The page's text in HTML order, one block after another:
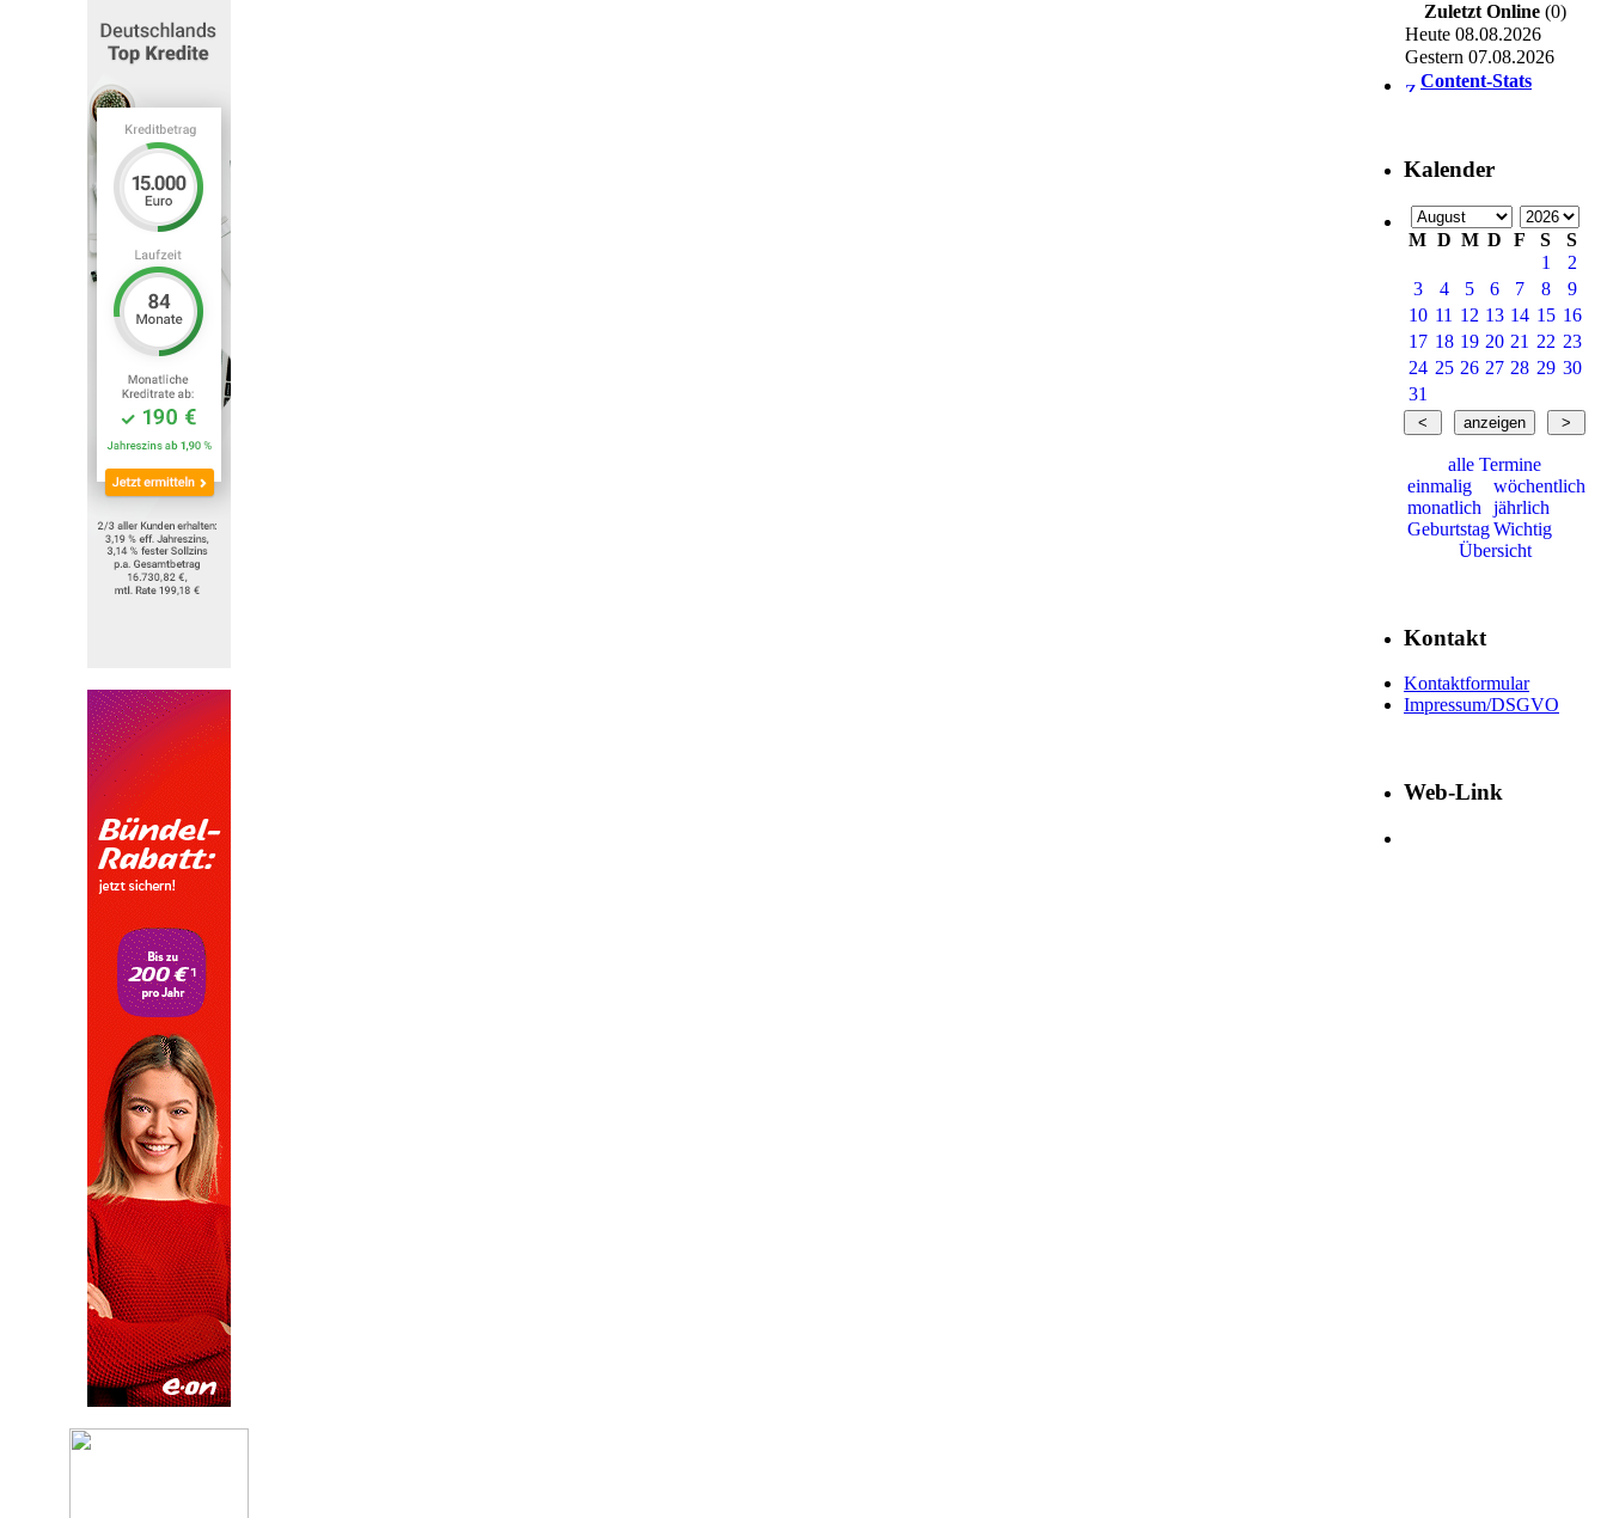
Zuletzt Online (0)
Heute 08.08.2026
Gestern 07.08.2026
Content-Stats
Kalender
M D M D F S
S
1
2
3
4 5 6 7 8
9
10 11 12 13 14 15 16
17 18 19 20 21 22 23
24 25 26 27 28 29 30
31
alle Termine
einmalig
wöchentlich
monatlich
jährlich
GeburtstagWichtig
Übersicht
Kontakt
Kontaktformular
Impressum/DSGVO
Web-Link